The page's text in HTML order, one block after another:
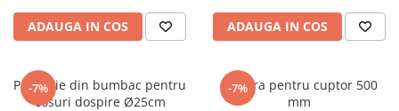
ADAUGA IN COS ADAUGA IN COS
-7%
Protectie din bumbac pentru
cosuri dospire Ø25cm
-7%
Matura pentru cuptor 500
mm